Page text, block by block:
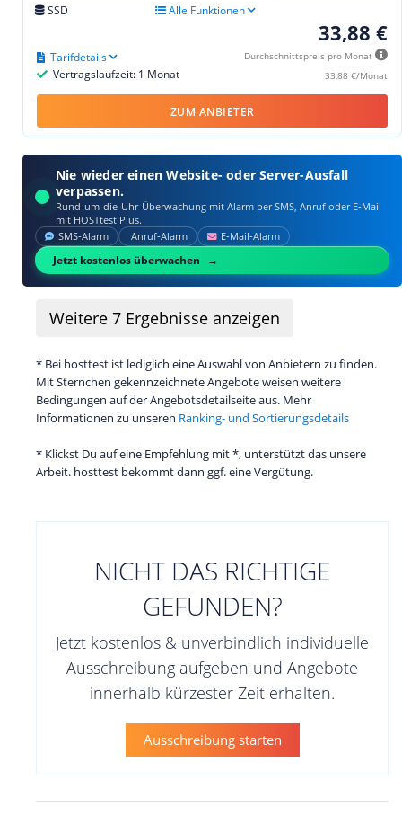
SSD Alle Funktionen
33,88 €
Durchschnittspreis pro Monat
33,88 €/Monat
Vertragslaufzeit: 1 Monat
Tarifdetails
ZUM ANBIETER
Nie wieder einen Website- oder Server-Ausfall
verpassen.
Rund-um-die-Uhr-Überwachung mit Alarm per SMS, Anruf oder E‑Mail
mit HOSTtest Plus.
SMS‑Alarm Anruf‑Alarm E‑Mail‑Alarm
Jetzt kostenlos überwachen
Weitere 7 Ergebnisse anzeigen
* Bei hosttest ist lediglich eine Auswahl von Anbietern zu finden.
Mit Sternchen gekennzeichnete Angebote weisen weitere
Bedingungen auf der Angebotsdetailseite aus. Mehr
Informationen zu unseren Ranking- und Sortierungsdetails
* Klickst Du auf eine Empfehlung mit *, unterstützt das unsere
Arbeit. hosttest bekommt dann ggf. eine Vergütung.
NICHT DAS RICHTIGE
GEFUNDEN?
Jetzt kostenlos & unverbindlich individuelle
Ausschreibung aufgeben und Angebote
innerhalb kürzester Zeit erhalten.
Ausschreibung starten